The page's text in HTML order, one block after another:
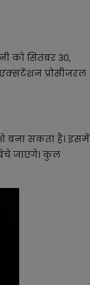
को सितंबर 30,
प्रोसीजरल
बना सकता है। इसमें
जाएंगे। कुल